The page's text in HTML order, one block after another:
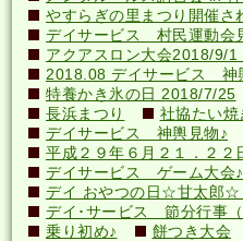
やすらぎの里まつり開催
デイサービス 村民運動会
アクアスロン大会2018/9/
2018.08 デイサービス 神
特養かき氷の日 2018/7/25
長浜まつり
社協たい
デイサービス 神輿見物♪
平成２９年６月２１．２２
デイサービス ゲーム大会♪
デイ おやつの日☆甘太郎☆
デイ･サービス 節分行事（
乗り初め♪
餅つき大会